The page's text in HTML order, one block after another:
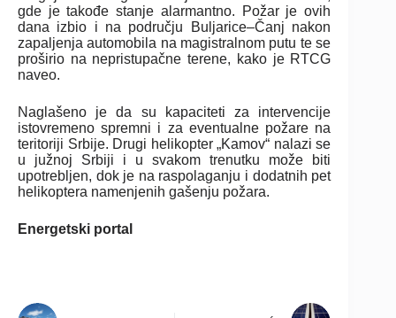
gde je takođe stanje alarmantno. Požar je ovih
dana izbio i na području Buljarice–Čanj nakon
zapaljenja automobila na magistralnom putu te se
proširio na nepristupačne terene, kako je RTCG
naveo.
Naglašeno je da su kapaciteti za intervencije
istovremeno spremni i za eventualne požare na
teritoriji Srbije. Drugi helikopter „Kamov“ nalazi se
u južnoj Srbiji i u svakom trenutku može biti
upotrebljen, dok je na raspolaganju i dodatnih pet
helikoptera namenjenih gašenju požara.
Energetski portal